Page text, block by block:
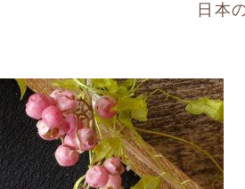
日本